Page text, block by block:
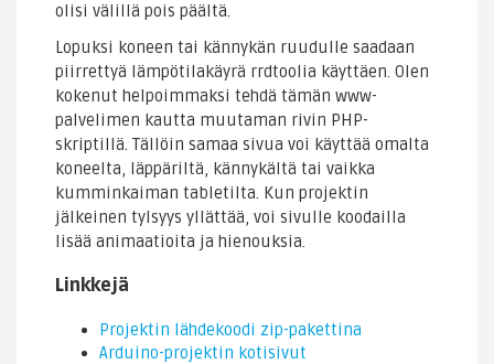
olisi välillä pois päältä.
Lopuksi koneen tai kännykän ruudulle saadaan
piirrettyä lämpötilakäyrä rrdtoolia käyttäen. Olen
kokenut helpoimmaksi tehdä tämän www-
palvelimen kautta muutaman rivin PHP-
skriptillä. Tällöin samaa sivua voi käyttää omalta
koneelta, läppäriltä, kännykältä tai vaikka
kumminkaiman tabletilta. Kun projektin
jälkeinen tylsyys yllättää, voi sivulle koodailla
lisää animaatioita ja hienouksia.
Linkkejä
Projektin lähdekoodi zip-pakettina
Arduino-projektin kotisivut